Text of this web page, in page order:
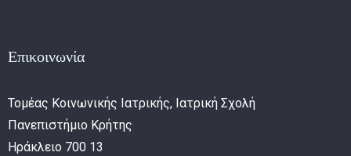
Επικοινωνία
Τομέας Κοινωνικής Ιατρικής, Ιατρική Σχολή
Πανεπιστήμιο Κρήτης
Ηράκλειο 700 13